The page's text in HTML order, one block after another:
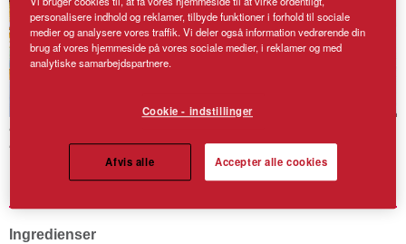
Klæge citronruder
Bag dejligt klæge citronruder i påskens gule farve.
Ingredienser
personalisere indhold og reklamer, tilbyde funktioner i forhold til sociale
medier og analysere vores traffik. Vi deler også information vedrørende din
brug af vores hjemmeside på vores sociale medier, i reklamer og med
analytiske samarbejdspartnere.
Cookie - indstillinger
Afvis alle Accepter alle cookies